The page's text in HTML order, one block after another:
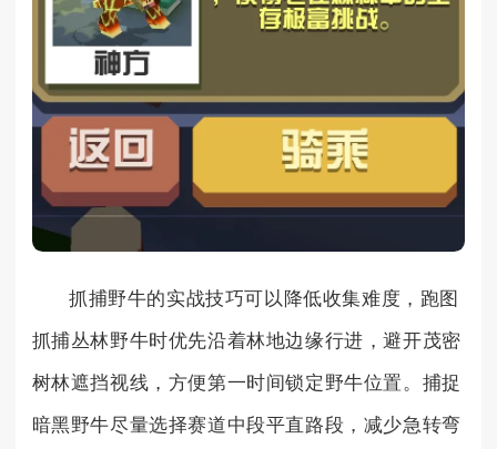
抓捕野牛的实战技巧可以降低收集难度，跑图
抓捕丛林野牛时优先沿着林地边缘行进，避开茂密
树林遮挡视线，方便第一时间锁定野牛位置。捕捉
暗黑野牛尽量选择赛道中段平直路段，减少急转弯